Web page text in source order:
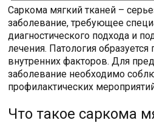
Саркома мягкий тканей –
заболевание, требующее
диагностического подхода и
лечения. Патология
внутренних факторов. Для
заболевание необходимо
профилактических
Что такое саркома